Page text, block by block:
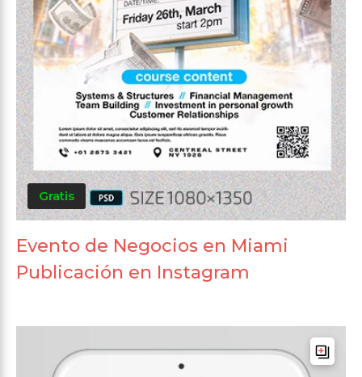
Gratis
Evento de Negocios en Miami
Publicación en Instagram